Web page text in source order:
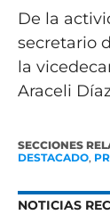
De la
secretario
la
Araceli
SECCIONES
DESTACADO,
NOTICIAS